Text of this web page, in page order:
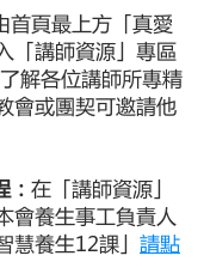
首頁最上方「真愛
「講師資源」專區
了解各位講師所專精
會或團契可邀請他
在「講師資源」
會養生事工負責人
慧養生12課」 請點